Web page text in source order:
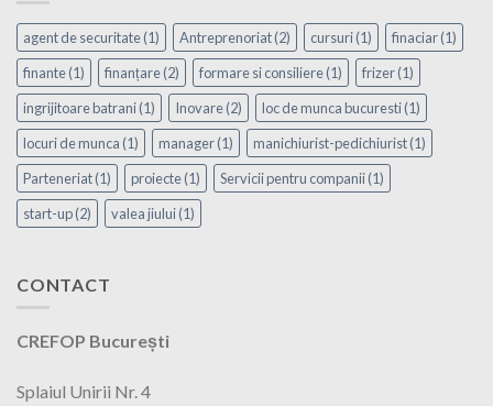
agent de securitate(1) Antreprenoriat(2) cursuri(1) finaciar(1)
finante(1) finanțare(2) formare si consiliere(1) frizer(1)
ingrijitoare batrani(1) Inovare(2) loc de munca bucuresti(1)
locuri de munca (1) manager(1) manichiurist-pedichiurist(1)
Parteneriat(1) proiecte(1) Servicii pentru companii(1)
start-up(2) valea jiului(1)
CONTACT
CREFOP București
Splaiul Unirii Nr. 4